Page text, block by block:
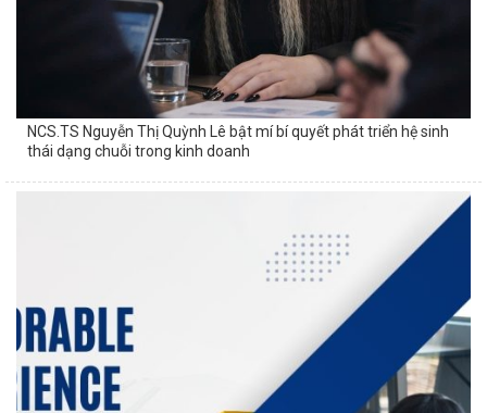
NCS.TS Nguyễn Thị Quỳnh Lê bật mí bí quyết phát triển hệ sinh
thái dạng chuỗi trong kinh doanh